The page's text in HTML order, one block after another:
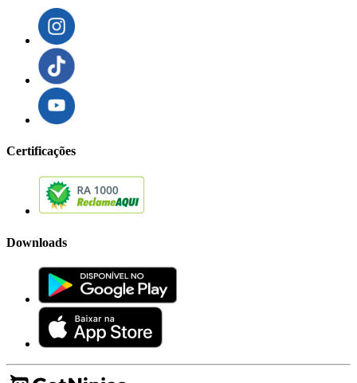
Certificações
Downloads